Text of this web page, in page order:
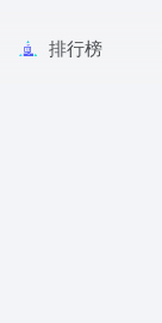
排行榜